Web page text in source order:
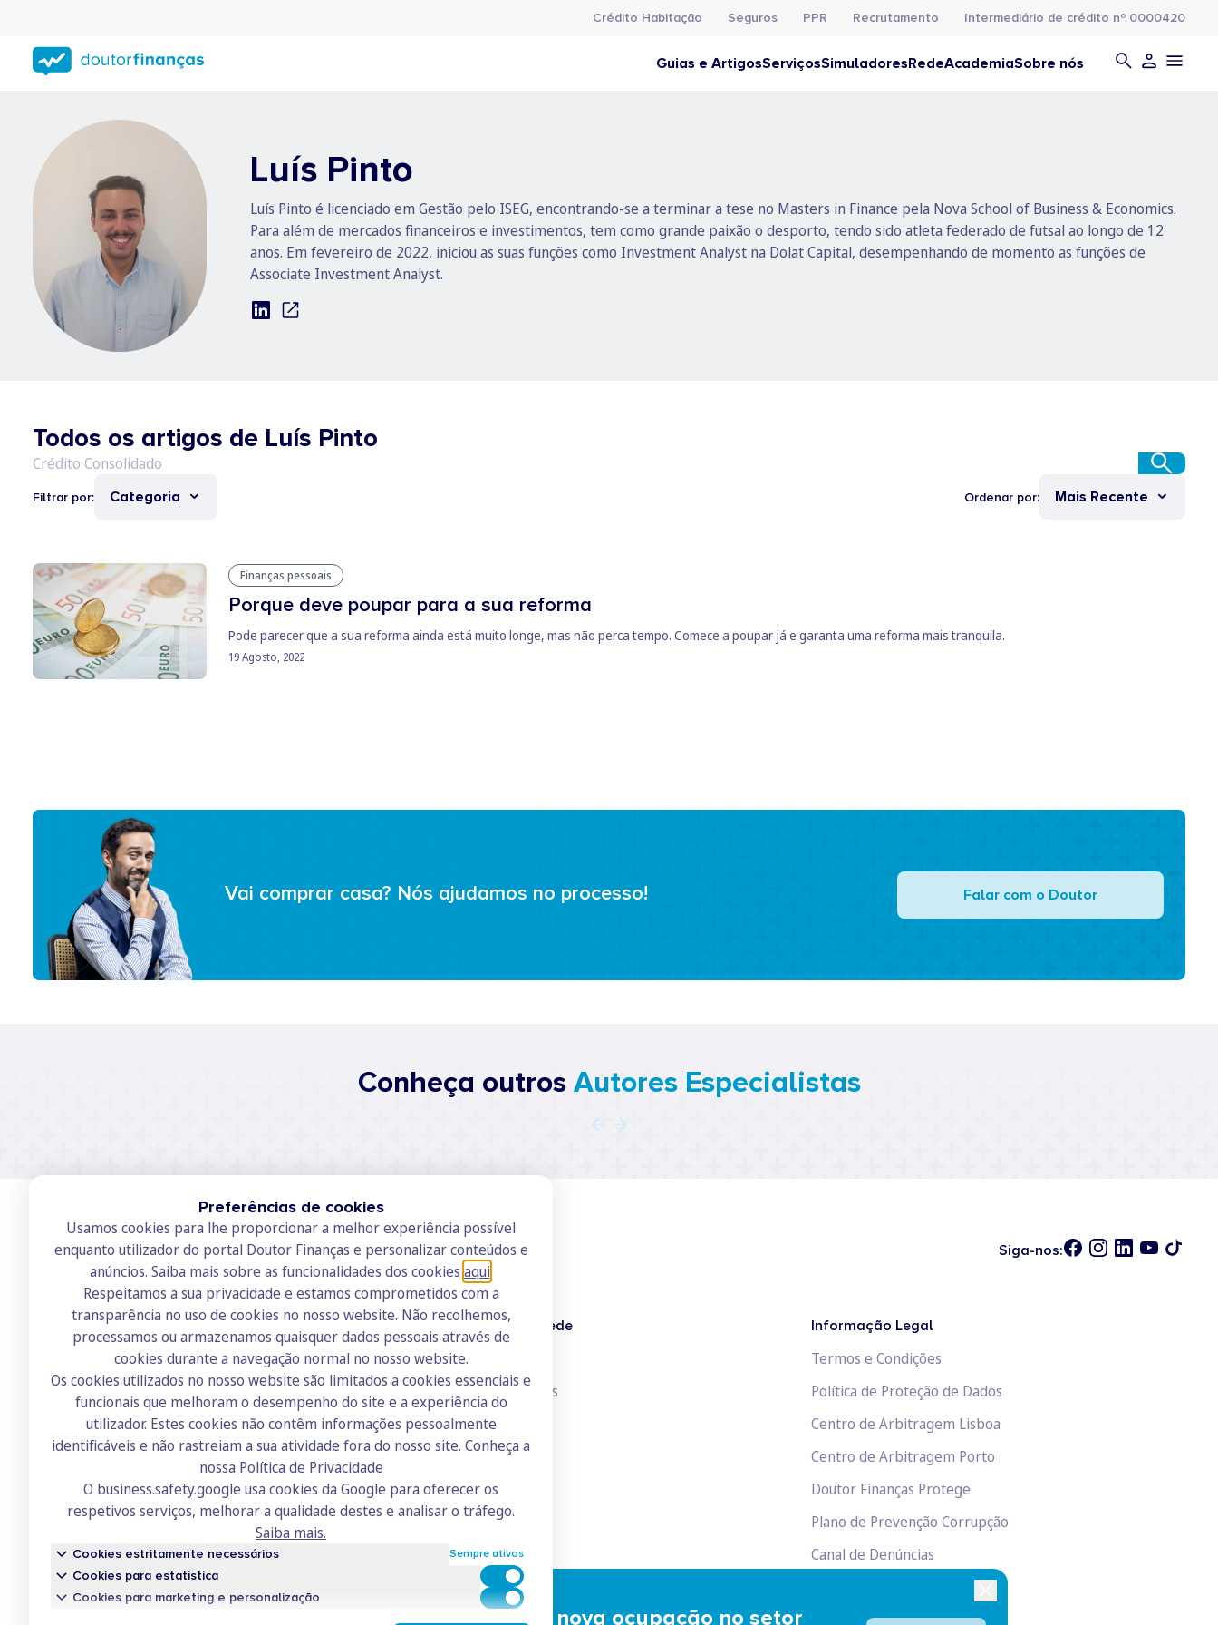
conteúdo
principal
Crédito Habitação Seguros PPR Recrutamento Intermediário de crédito nº 0000420
Guias e ArtigosServiçosSimuladoresRedeAcademiaSobre nós
Luís Pinto
Luís Pinto é licenciado em Gestão pelo ISEG, encontrando-se a terminar a tese no Masters in Finance pela Nova School of Business & Economics.
Para além de mercados financeiros e investimentos, tem como grande paixão o desporto, tendo sido atleta federado de futsal ao longo de 12
anos. Em fevereiro de 2022, iniciou as suas funções como Investment Analyst na Dolat Capital, desempenhando de momento as funções de
Associate Investment Analyst.
Todos os artigos de Luís Pinto
Filtrar por: Categoria Ordenar por: Mais Recente
Finanças pessoais
Porque deve poupar para a sua reforma
Pode parecer que a sua reforma ainda está muito longe, mas não perca tempo. Comece a poupar já e garanta uma reforma mais tranquila.
19 Agosto, 2022
Vai comprar casa? Nós ajudamos no processo! Falar com o Doutor
Conheça outros Autores Especialistas
Preferências de cookies
Usamos cookies para lhe proporcionar a melhor experiência possível
enquanto utilizador do portal Doutor Finanças e personalizar conteúdos e
anúncios. Saiba mais sobre as funcionalidades dos cookies aqui
Respeitamos a sua privacidade e estamos comprometidos com a
transparência no uso de cookies no nosso website. Não recolhemos,
processamos ou armazenamos quaisquer dados pessoais através de
cookies durante a navegação normal no nosso website.
Os cookies utilizados no nosso website são limitados a cookies essenciais e
funcionais que melhoram o desempenho do site e a experiência do
utilizador. Estes cookies não contêm informações pessoalmente
identificáveis e não rastreiam a sua atividade fora do nosso site. Conheça a
nossa Política de Privacidade
O business.safety.google usa cookies da Google para oferecer os
respetivos serviços, melhorar a qualidade destes e analisar o tráfego.
Saiba mais.
Cookies estritamente necessários Sempre ativos
Cookies para estatística Cookies para estatística
Cookies para marketing e personalização Cookies para marketing e personalização
Financial Trainer: a nova ocupação no setor
Siga-nos:
Doutor Finanças
Contactos
Recrutamento
Academia
Doutor Finanças Rede
Junte-se à Rede
Consulte todos os ICs
Informação Legal
Termos e Condições
Política de Proteção de Dados
Centro de Arbitragem Lisboa
Centro de Arbitragem Porto
Doutor Finanças Protege
Plano de Prevenção Corrupção
Canal de Denúncias